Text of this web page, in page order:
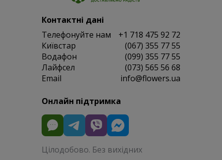
Контактні дані
Телефонуйте нам
+1 718 475 92 72
Київстар
(067) 355 77 55
Водафон
(099) 355 77 55
Лайфсел
(073) 565 56 68
Email
info@flowers.ua
Онлайн підтримка
Цілодобово. Без вихідних